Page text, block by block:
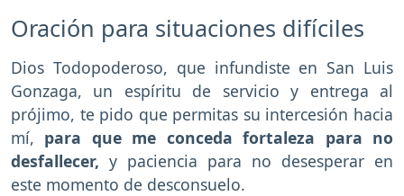
Oración para situaciones difíciles
Dios Todopoderoso, que infundiste en San Luis
Gonzaga, un espíritu de servicio y entrega al
prójimo, te pido que permitas su intercesión hacia
mí, para que me conceda fortaleza para no
desfallecer, y paciencia para no desesperar en
este momento de desconsuelo.